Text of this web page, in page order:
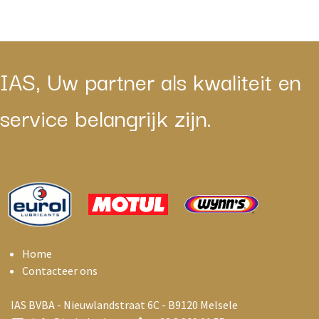
IAS, Uw partner als kwaliteit en
service belangrijk zijn.
Home
Contacteer ons
IAS BVBA - Nieuwlandstraat 6C - B9120 Melsele